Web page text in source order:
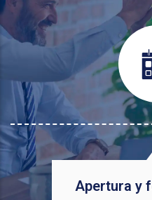
Apertura y